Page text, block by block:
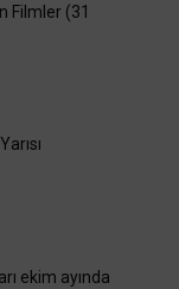
Filmler (31
ekim ayında